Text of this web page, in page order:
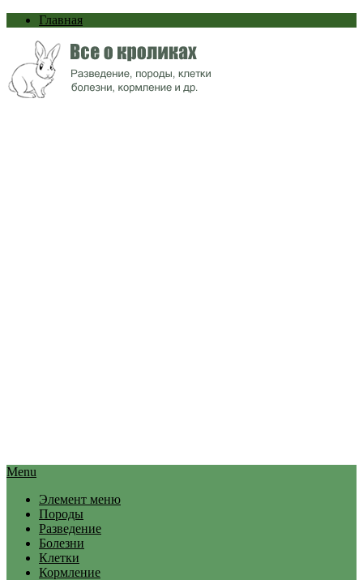
Главная
Menu
Элемент меню
Породы
Разведение
Болезни
Клетки
Кормление